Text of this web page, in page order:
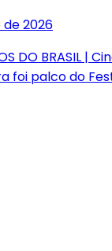
2026
DO BRASIL |
foi palco do